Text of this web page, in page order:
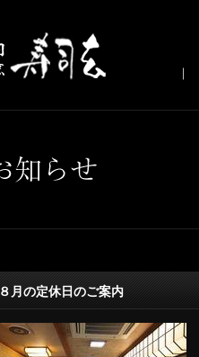
８月の定休日のご案内